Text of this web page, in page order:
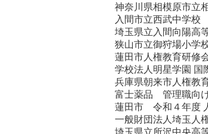
神奈川県相模原市立
入間市立西武中学校
埼玉県立入間向陽高
狭山市立御狩場小学
蓮田市人権教育研修
学校法人明星学園
兵庫県朝来市人権教
富士薬品 管理職向
蓮田市 令和４年度
一般財団法人埼玉人
埼玉県立所沢中央高